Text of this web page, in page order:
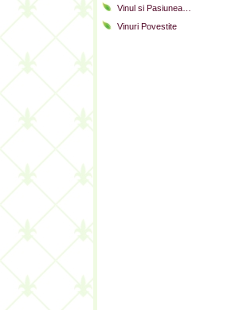
Vinul si Pasiunea…
Vinuri Povestite